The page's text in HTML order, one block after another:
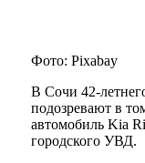
Фото: Pixabay
В Сочи 42-
подозревают в
автомобиль Kia
городского УВД.